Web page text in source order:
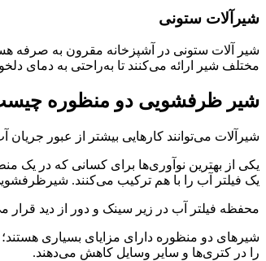
شیرآلات ستونی
شیر آلات ستونی در آشپزخانه مقرون به صرفه
مختلف شیر ارائه می‌کنند تا به‌راحتی به دمای
شیر ظرفشویی دو منظوره
شیرآلات می‌توانند کارهایی بیشتر از عبور
یکی از بهترین نوآوری‌ها برای کسانی که در یک
یک فیلتر آب را با هم ترکیب می‌کنند.
محفظه فیلتر آب در زیر سینک و دور از دید
شیرهای دو منظوره دارای مزایای بسیاری هستند؛
را در کتری‌ها و سایر وسایل کاهش می‌دهند.